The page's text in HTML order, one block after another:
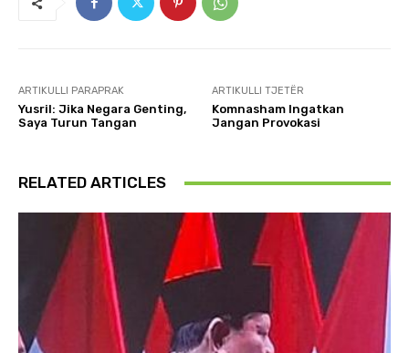
ARTIKULLI PARAPRAK
Yusril: Jika Negara Genting,
Saya Turun Tangan
ARTIKULLI TJETËR
Komnasham Ingatkan
Jangan Provokasi
RELATED ARTICLES